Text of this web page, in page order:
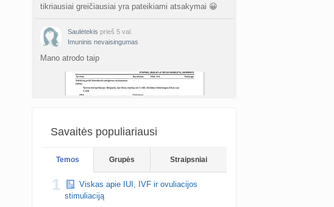
tikriausiai greičiausiai yra pateikiami atsakymai 😀
Saulėtekis prieš 5 val.
Imuninis nevaisingumas
Mano atrodo taip
Nėštumas po pagalbinio apvaisinimo
NAD+ su glutatijonu man buvo skirta lašinė, tai reikia
recepto/skyrimo ir susilašinate bet kurioje klinikoje, o
NMN yra LT vaistinėse 😀
Savaitės populiariausi
Temos Grupės Straipsniai
1
Viskas apie IUI, IVF ir ovuliacijos
stimuliaciją